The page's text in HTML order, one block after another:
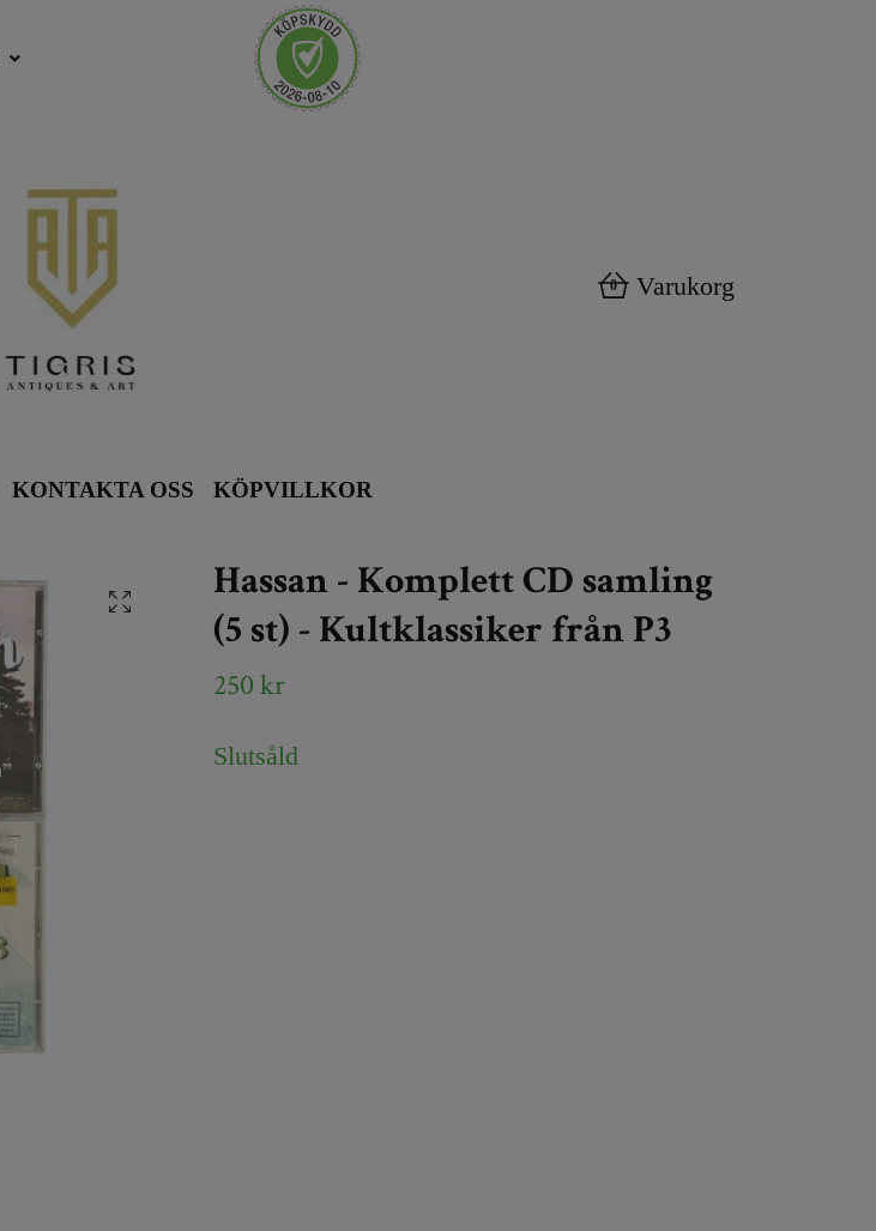
0 Varukorg
KONTAKTA OSS KÖPVILLKOR
Hassan - Komplett CD samling
(5 st) - Kultklassiker från P3
250 kr
Slutsåld